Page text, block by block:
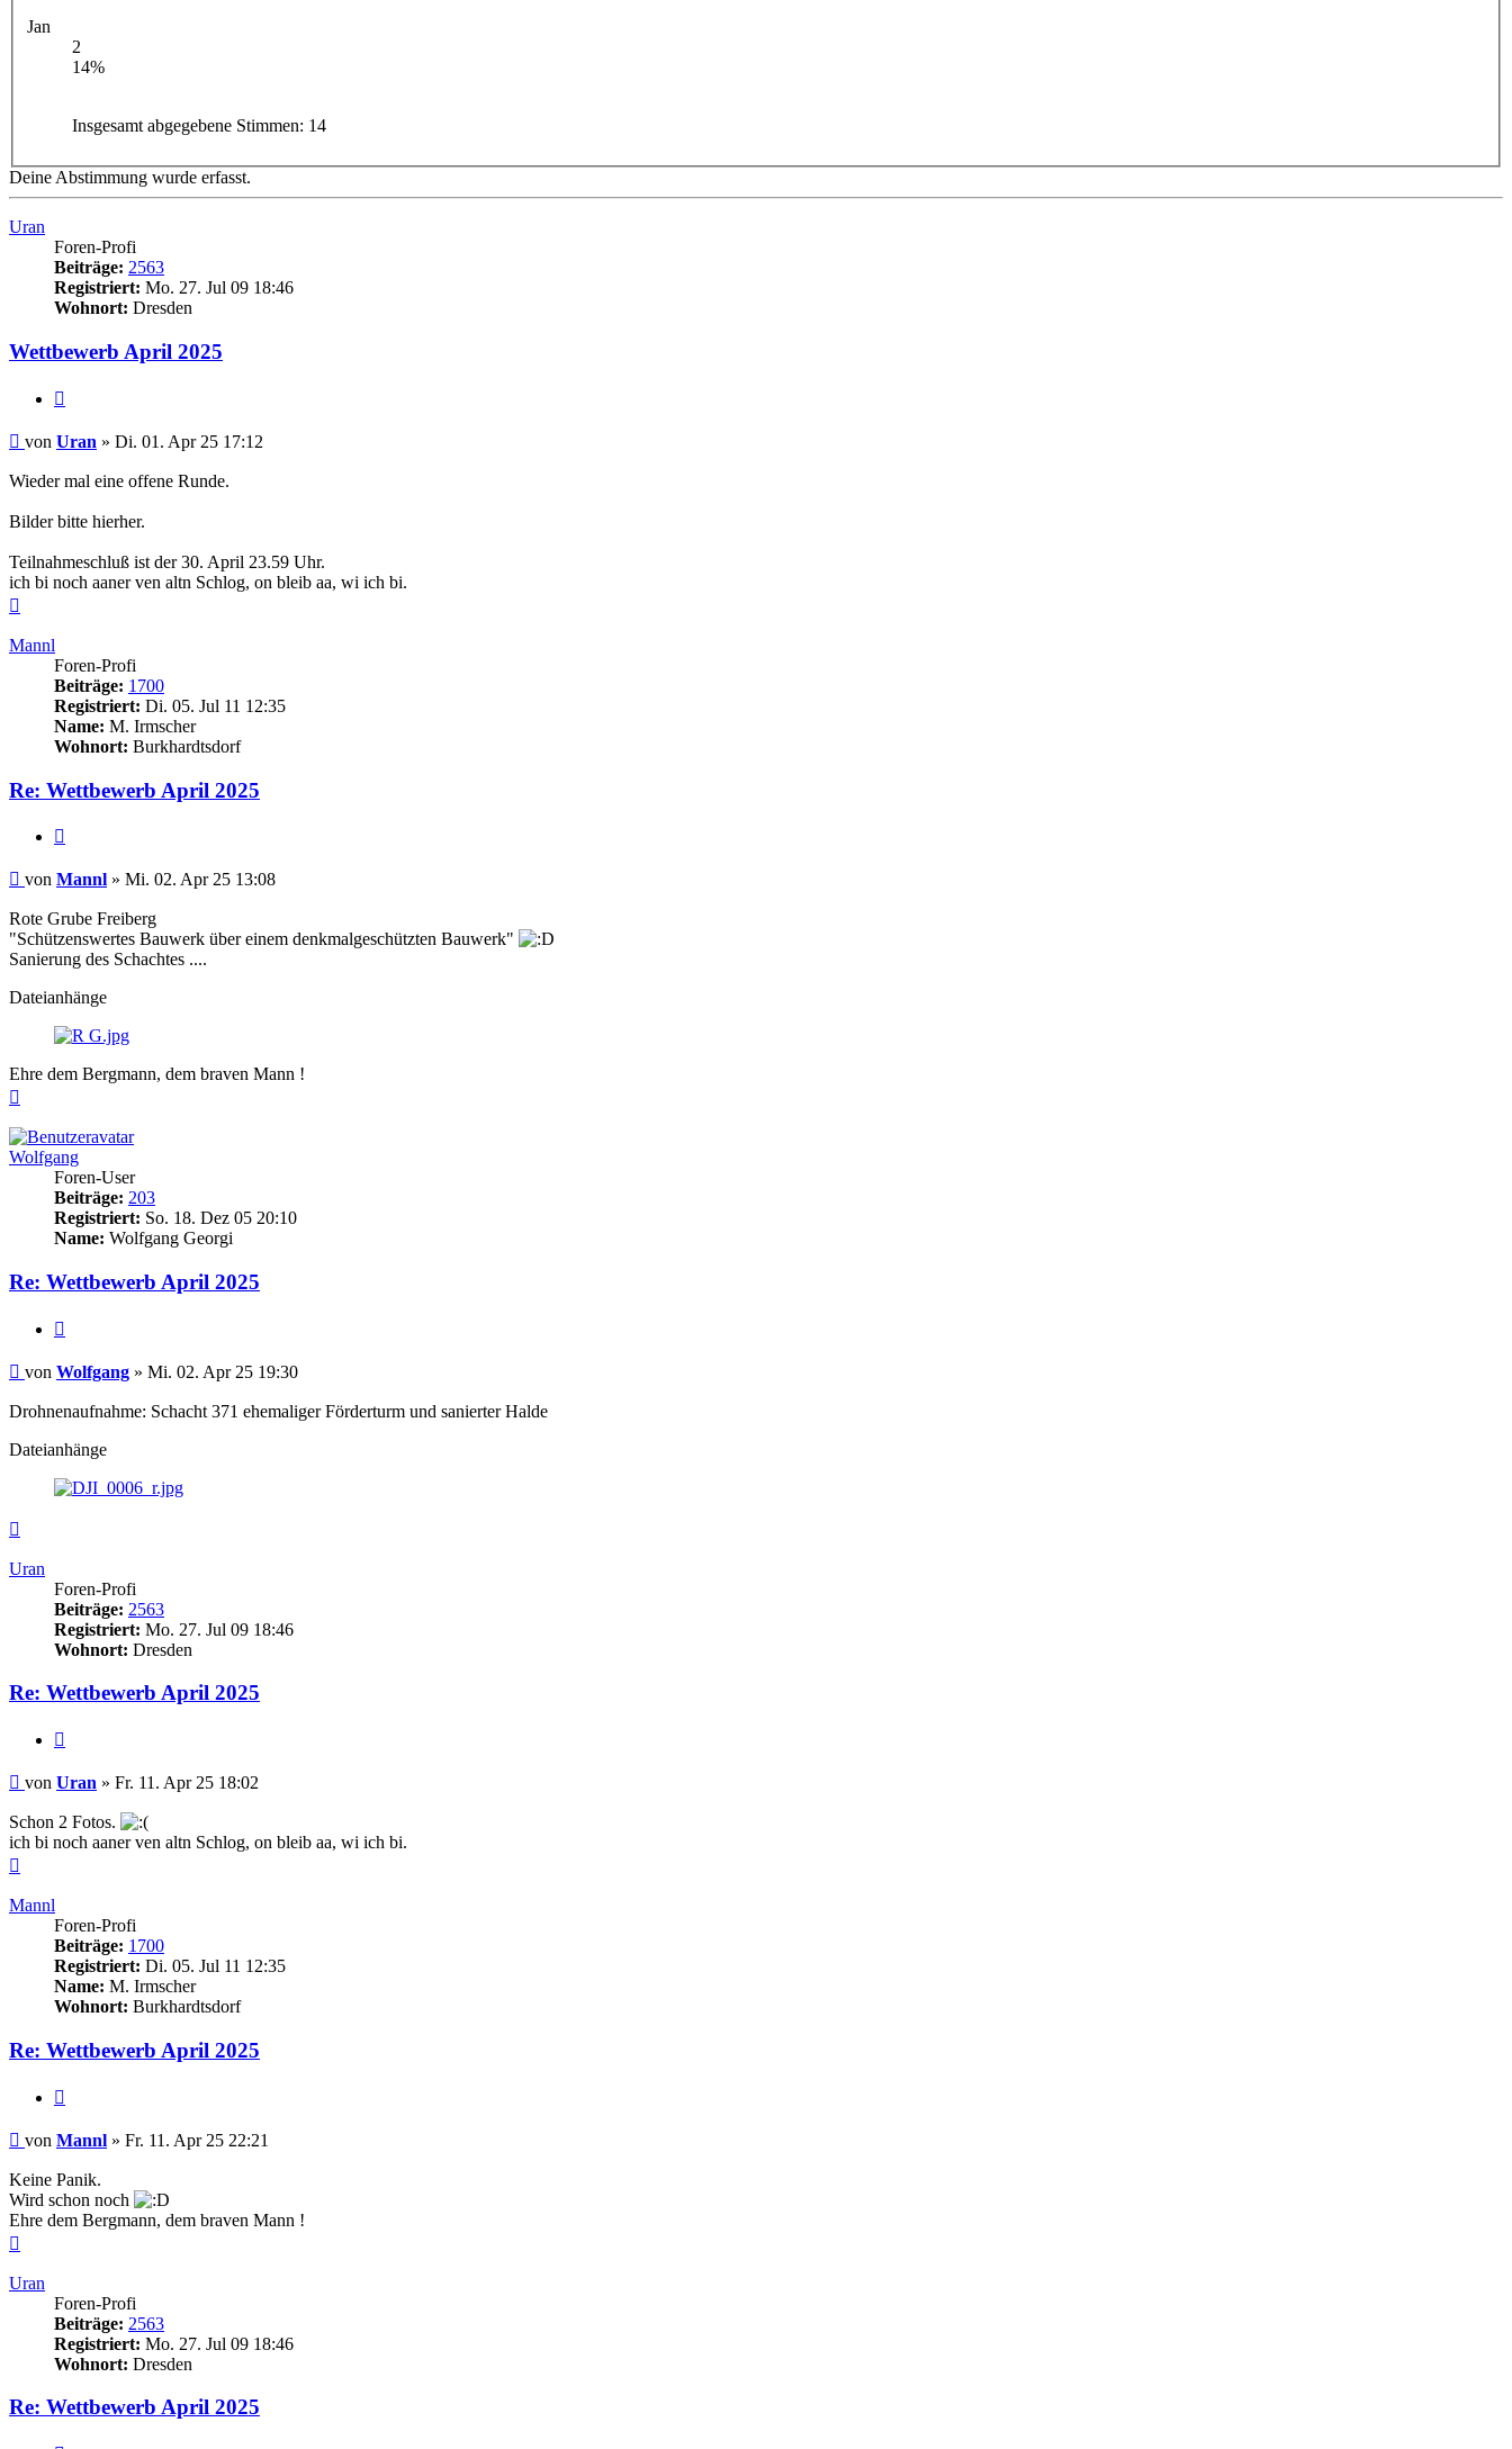
Jan
2
14%
Insgesamt abgegebene Stimmen: 14
Deine Abstimmung wurde erfasst.
Uran
Foren-Profi
Beiträge: 2563
Registriert: Mo. 27. Jul 09 18:46
Wohnort: Dresden
Wettbewerb April 2025
Beitrag
von Uran » Di. 01. Apr 25 17:12
Wieder mal eine offene Runde.
Bilder bitte hierher.
Teilnahmeschluß ist der 30. April 23.59 Uhr.
ich bi noch aaner ven altn Schlog, on bleib aa, wi ich bi.
Mannl
Foren-Profi
Beiträge: 1700
Registriert: Di. 05. Jul 11 12:35
Name: M. Irmscher
Wohnort: Burkhardtsdorf
Re: Wettbewerb April 2025
Beitrag
von Mannl » Mi. 02. Apr 25 13:08
Rote Grube Freiberg
"Schützenswertes Bauwerk über einem denkmalgeschützten Bauwerk"
Sanierung des Schachtes ....
Dateianhänge
Ehre dem Bergmann, dem braven Mann !
Wolfgang
Foren-User
Beiträge: 203
Registriert: So. 18. Dez 05 20:10
Name: Wolfgang Georgi
Re: Wettbewerb April 2025
Beitrag
von Wolfgang » Mi. 02. Apr 25 19:30
Drohnenaufnahme: Schacht 371 ehemaliger Förderturm und sanierter Halde
Dateianhänge
Uran
Foren-Profi
Beiträge: 2563
Registriert: Mo. 27. Jul 09 18:46
Wohnort: Dresden
Re: Wettbewerb April 2025
Beitrag
von Uran » Fr. 11. Apr 25 18:02
Schon 2 Fotos.
ich bi noch aaner ven altn Schlog, on bleib aa, wi ich bi.
Mannl
Foren-Profi
Beiträge: 1700
Registriert: Di. 05. Jul 11 12:35
Name: M. Irmscher
Wohnort: Burkhardtsdorf
Re: Wettbewerb April 2025
Beitrag
von Mannl » Fr. 11. Apr 25 22:21
Keine Panik.
Wird schon noch
Ehre dem Bergmann, dem braven Mann !
Uran
Foren-Profi
Beiträge: 2563
Registriert: Mo. 27. Jul 09 18:46
Wohnort: Dresden
Re: Wettbewerb April 2025